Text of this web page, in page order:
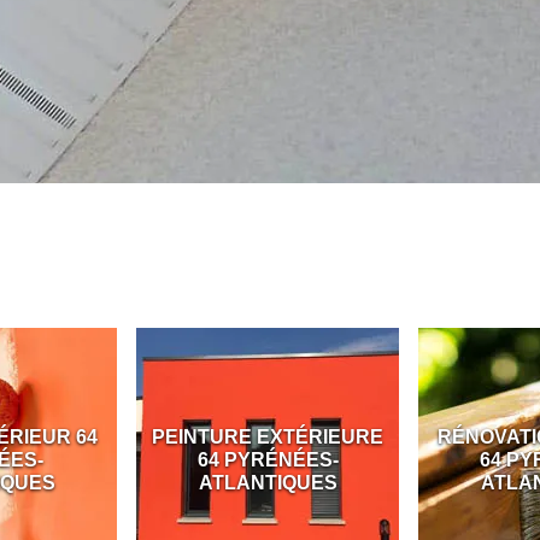
64
PEINTURE EXTÉRIEURE
64 PYRÉNÉES-
ATLANTIQUES
64